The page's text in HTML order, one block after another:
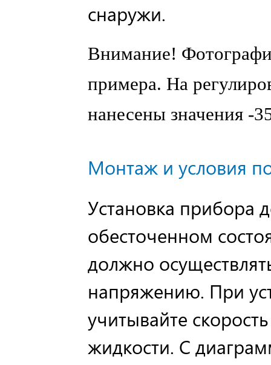
снаружи.
Внимание!
примера. На
нанесены значения -
Монтаж и условия
Установка прибора
обесточенном
должно
напряжению. При
учитывайте
жидкости. С